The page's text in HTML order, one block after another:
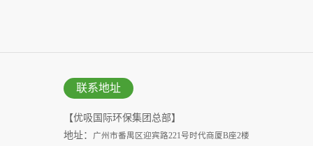
联系地址
【优吸国际环保集团总部】
地址：
广州市番禺区迎宾路221号时代商厦B座2楼